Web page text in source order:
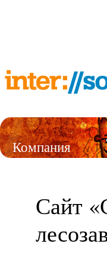
Компания
Сайт